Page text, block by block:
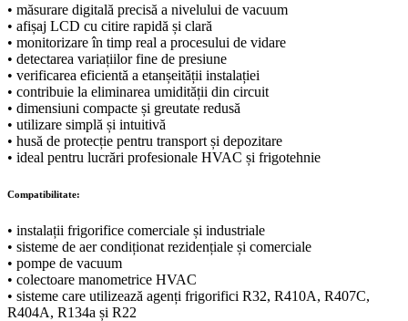
• măsurare digitală precisă a nivelului de vacuum
• afișaj LCD cu citire rapidă și clară
• monitorizare în timp real a procesului de vidare
• detectarea variațiilor fine de presiune
• verificarea eficientă a etanșeității instalației
• contribuie la eliminarea umidității din circuit
• dimensiuni compacte și greutate redusă
• utilizare simplă și intuitivă
• husă de protecție pentru transport și depozitare
• ideal pentru lucrări profesionale HVAC și frigotehnie
Compatibilitate:
• instalații frigorifice comerciale și industriale
• sisteme de aer condiționat rezidențiale și comerciale
• pompe de vacuum
• colectoare manometrice HVAC
• sisteme care utilizează agenți frigorifici R32, R410A, R407C,
R404A, R134a și R22